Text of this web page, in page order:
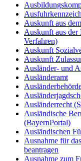
Auskunft aus
Auskunft aus der
Verfahren)
Auskunft
Auskunft
Ausländer- und
Ausländeramt
Ausländerrecht
Ausländische
(BayernPortal)
Ausländischen
Ausnahme für
beantragen
Ausnahme zum